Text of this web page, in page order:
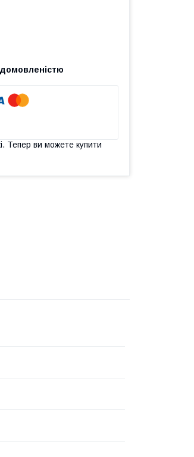
Тепер ви можете купити